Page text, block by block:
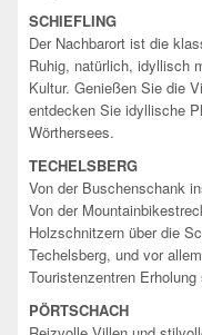
SCHIEFLING
Der Nachbarort ist die
Ruhig, natürlich, idyllisch
Kultur. Genießen Sie die
entdecken Sie idyllische
Wörthersees.
TECHELSBERG
Von der Buschenschank
Von der
Holzschnitzern über die
Techelsberg, und vor
Touristenzentren Erholung
PÖRTSCHACH